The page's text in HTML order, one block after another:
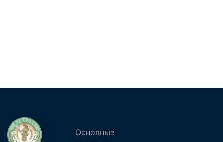
Основные